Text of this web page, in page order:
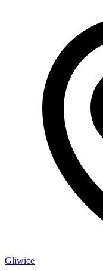
Gliwice